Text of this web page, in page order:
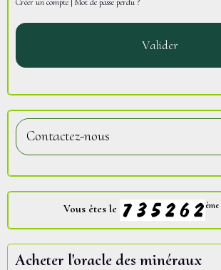
Valider
Contactez-nous
Vous êtes le ème
Acheter l'oracle des minéraux